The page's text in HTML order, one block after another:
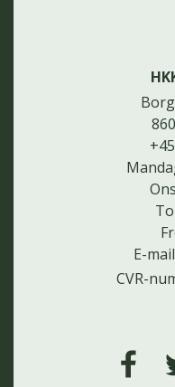
E-
CVR-